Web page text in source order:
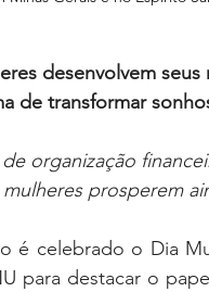
desenvolvem
de transformar
organização
prosperem
é celebrado o Dia
para destacar o